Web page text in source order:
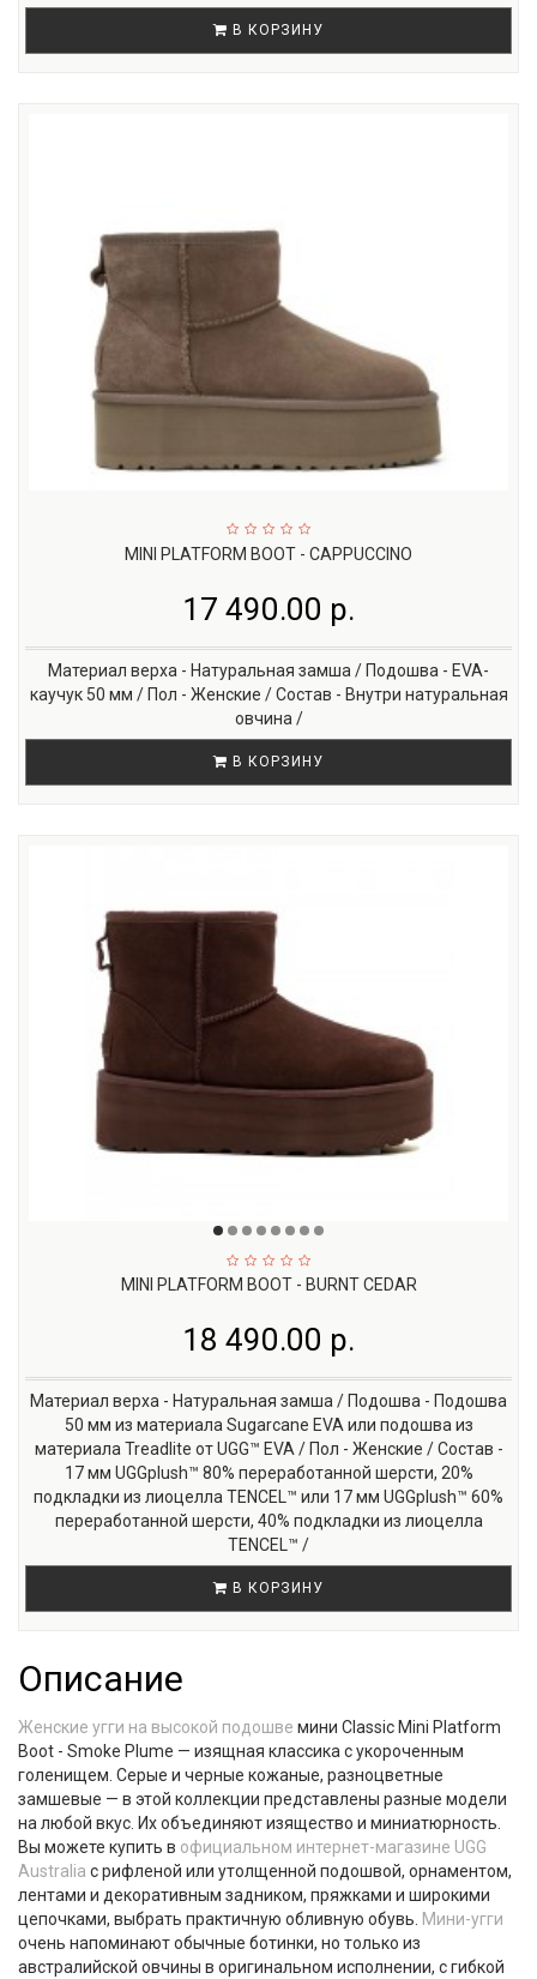
В КОРЗИНУ
MINI PLATFORM BOOT - CAPPUCCINO
17 490.00 р.
Материал верха - Натуральная замша / Подошва - EVA-
каучук 50 мм / Пол - Женские / Состав - Внутри натуральная
овчина /
В КОРЗИНУ
MINI PLATFORM BOOT - BURNT CEDAR
18 490.00 р.
Материал верха - Натуральная замша / Подошва - Подошва
50 мм из материала Sugarcane EVA или подошва из
материала Treadlite от UGG™ EVA / Пол - Женские / Состав -
17 мм UGGplush™ 80% переработанной шерсти, 20%
подкладки из лиоцелла TENCEL™ или 17 мм UGGplush™ 60%
переработанной шерсти, 40% подкладки из лиоцелла
TENCEL™ /
В КОРЗИНУ
Описание
Женские угги на высокой подошве мини Classic Mini Platform
Boot - Smoke Plume — изящная классика с укороченным
голенищем. Серые и черные кожаные, разноцветные
замшевые — в этой коллекции представлены разные модели
на любой вкус. Их объединяют изящество и миниатюрность.
Вы можете купить в официальном интернет-магазине UGG
Australia с рифленой или утолщенной подошвой, орнаментом,
лентами и декоративным задником, пряжками и широкими
цепочками, выбрать практичную обливную обувь. Мини-угги
очень напоминают обычные ботинки, но только из
австралийской овчины в оригинальном исполнении, с гибкой